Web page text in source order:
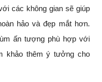
các không gian sẽ giúp
hảo và đẹp mắt hơn.
ấn tượng phù hợp với
khảo thêm ý tưởng cho